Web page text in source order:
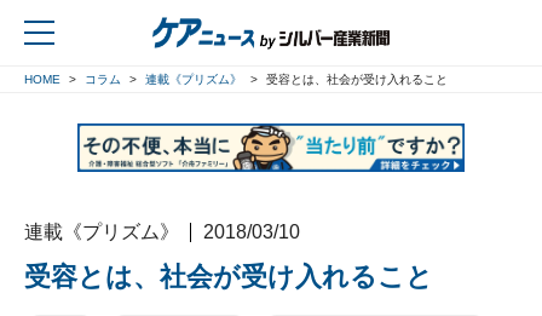
HOME コラム 連載《プリズム》 受容とは、社会が受け入れること
連載《プリズム》 2018/03/10
受容とは、社会が受け入れること